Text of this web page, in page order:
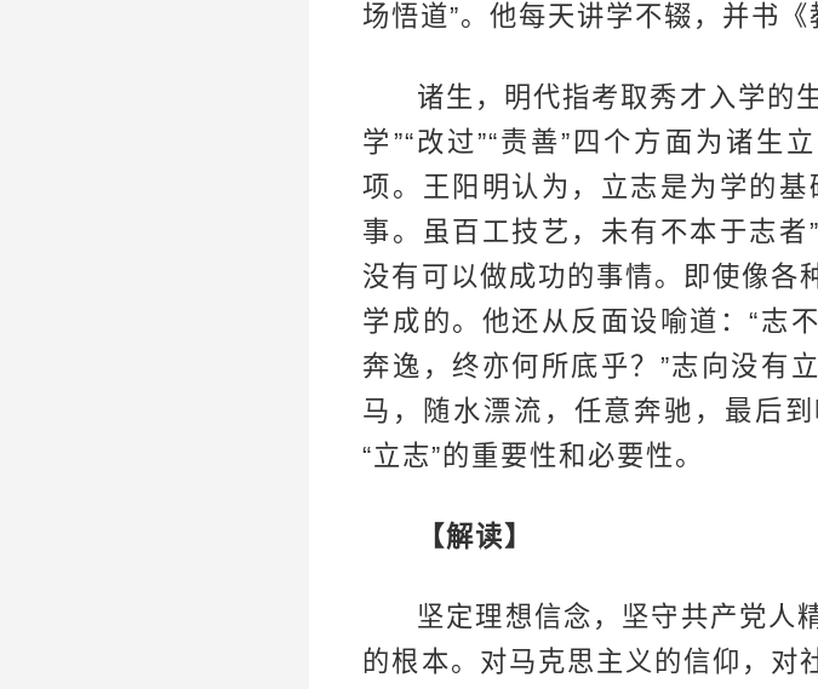
场悟道”。他每天讲学不辍，并书
诸生，明代指考取秀才入学的
学”“改过”“责善”四个方面为诸生
项。王阳明认为，立志是为学的
事。虽百工技艺，未有不本于志
没有可以做成功的事情。即使像各
学成的。他还从反面设喻道：“志
奔逸，终亦何所底乎？”志向没有
马，随水漂流，任意奔驰，最后
“立志”的重要性和必要性。
【解读】
坚定理想信念，坚守共产党人
的根本。对马克思主义的信仰，对